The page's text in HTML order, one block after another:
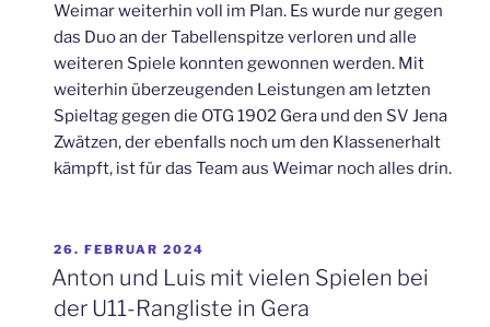
Weimar weiterhin voll im Plan. Es wurde nur gegen
das Duo an der Tabellenspitze verloren und alle
weiteren Spiele konnten gewonnen werden. Mit
weiterhin überzeugenden Leistungen am letzten
Spieltag gegen die OTG 1902 Gera und den SV Jena
Zwätzen, der ebenfalls noch um den Klassenerhalt
kämpft, ist für das Team aus Weimar noch alles drin.
VERÖFFENTLICHT
AM
26. FEBRUAR 2024
Anton und Luis mit vielen Spielen bei
der U11-Rangliste in Gera